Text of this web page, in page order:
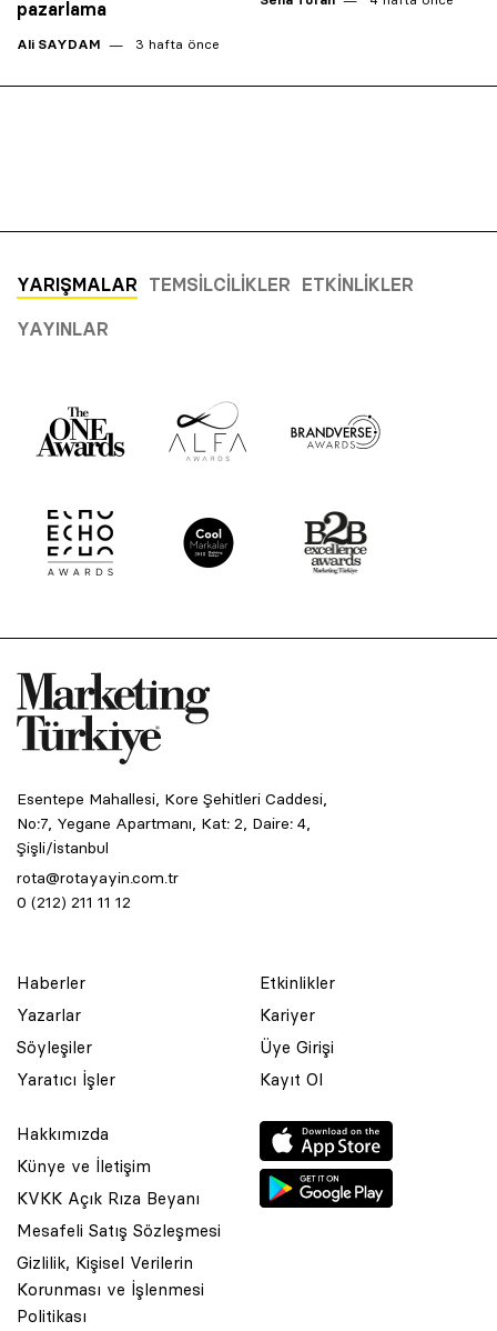
pazarlama
Ali SAYDAM 3 hafta önce
YARIŞMALAR TEMSILCILIKLER ETKINLIKLER
YAYINLAR
Esentepe Mahallesi, Kore Şehitleri Caddesi,
No:7, Yegane Apartmanı, Kat: 2, Daire: 4,
Şişli/İstanbul
rota@rotayayin.com.tr
0 (212) 211 11 12
Haberler
Yazarlar
Söyleşiler
Yaratıcı İşler
Etkinlikler
Kariyer
Üye Girişi
Kayıt Ol
Hakkımızda
Künye ve İletişim
KVKK Açık Rıza Beyanı
Mesafeli Satış Sözleşmesi
Gizlilik, Kişisel Verilerin
Korunması ve İşlenmesi
Politikası
© 2001 Rota Yayın Yapım Tanıtım Tic. Ltd. Şti. Bu Sitede Bulunan